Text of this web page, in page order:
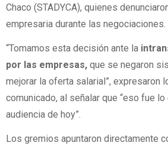
Chaco (STADYCA), quienes
empresaria durante las negociaciones.
“Tomamos esta decisión ante la
por las empresas, que se negaron
mejorar la oferta salarial”, expresaron
comunicado, al señalar que “eso fue
audiencia de hoy”.
Los gremios apuntaron directamente